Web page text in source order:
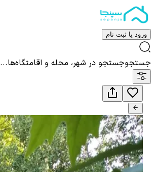
ورود یا ثبت نام
جستجوجستجو در شهر، محله و اقامتگاه‌ها...